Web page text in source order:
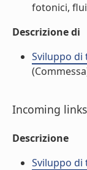
fotonici,
Descrizione di
Sviluppo di
Incoming
Descrizione
Sviluppo di